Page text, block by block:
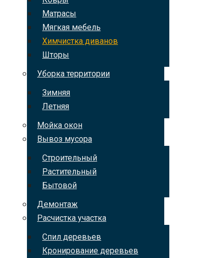
Матрасы
Мягкая мебель
Химчистка диванов
Шторы
Уборка территории
Зимняя
Летняя
Мойка окон
Вывоз мусора
Строительный
Растительный
Бытовой
Демонтаж
Расчистка участка
Спил деревьев
Кронирование деревьев